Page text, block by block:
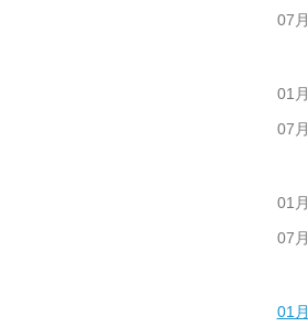
07月
01月
07月
01月
07月
01月